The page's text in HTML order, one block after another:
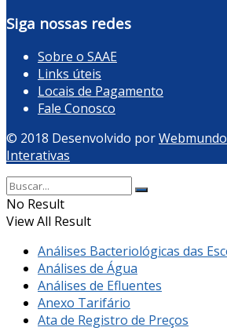
Siga nossas redes
Sobre o SAAE
Links úteis
Locais de Pagamento
Fale Conosco
© 2018 Desenvolvido por
Interativas
No Result
View All Result
Análises Bacteriológicas das
Análises de Água
Análises de Efluentes
Anexo Tarifário
Ata de Registro de Preços